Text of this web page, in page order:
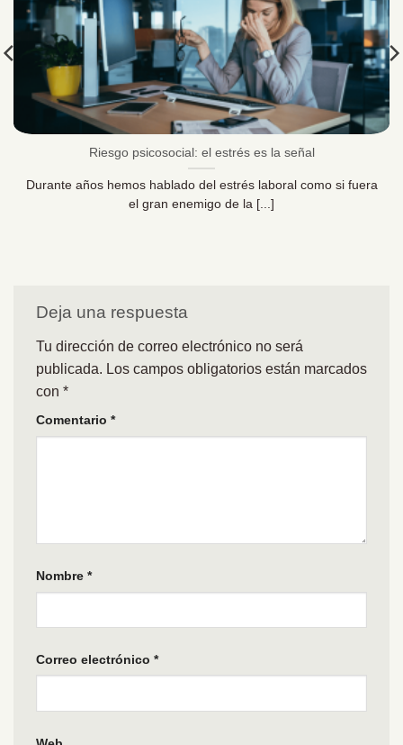
Riesgo psicosocial: el estrés es la señal
Durante años hemos hablado del estrés laboral como si fuera
el gran enemigo de la [...]
Deja una respuesta
Tu dirección de correo electrónico no será
publicada. Los campos obligatorios están marcados
con *
Comentario *
Nombre *
Correo electrónico *